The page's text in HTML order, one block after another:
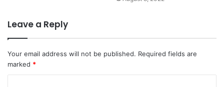
Leave a Reply
Your email address will not be published. Required fields are
marked *